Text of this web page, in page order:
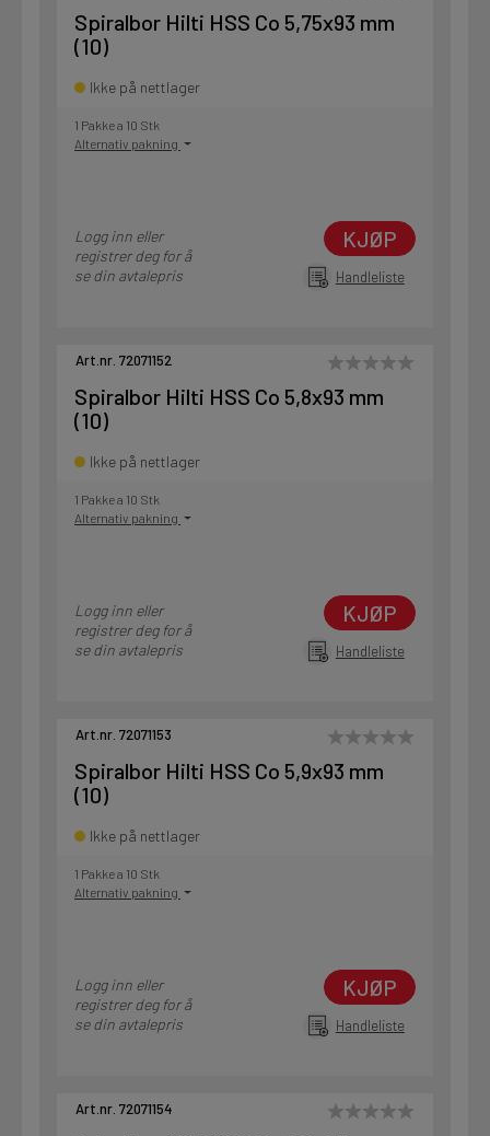
Spiralbor Hilti HSS Co 5,75x93 mm
(10)
Ikke på nettlager
1 Pakke a 10 Stk
Alternativ pakning
Logg inn eller
registrer deg for å
se din avtalepris
KJØP
Handleliste
Art.nr. 72071152
Spiralbor Hilti HSS Co 5,8x93 mm
(10)
Ikke på nettlager
1 Pakke a 10 Stk
Alternativ pakning
Logg inn eller
registrer deg for å
se din avtalepris
KJØP
Handleliste
Art.nr. 72071153
Spiralbor Hilti HSS Co 5,9x93 mm
(10)
Ikke på nettlager
1 Pakke a 10 Stk
Alternativ pakning
Logg inn eller
registrer deg for å
se din avtalepris
KJØP
Handleliste
Art.nr. 72071154